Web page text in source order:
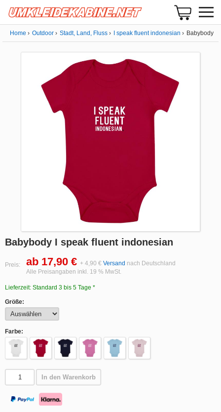
Home Outdoor Stadt, Land, Fluss I speak fluent indonesian Babybody
Babybody I speak fluent indonesian
Preis: ab 17,90 € + 4,90 € Versand nach Deutschland
Alle Preisangaben inkl. 19 % MwSt.
Lieferzeit: Standard 3 bis 5 Tage *
Größe:
Farbe:
In den Warenkorb